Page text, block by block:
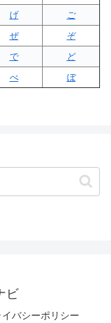
げ
ご
ぜ
ぞ
で
ど
べ ぼ
ビ
イバシーポリシー